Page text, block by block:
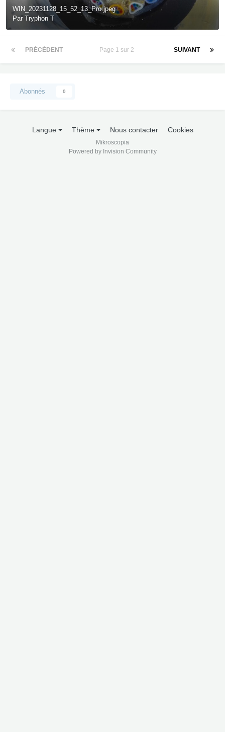
WIN_20231128_15_52_13_Pro.jpeg
Par Tryphon T
PRÉCÉDENT SUIVANT
Page 1 sur 2
Abonnés 0
Langue Thème Nous contacter Cookies
Mikroscopia
Powered by Invision Community